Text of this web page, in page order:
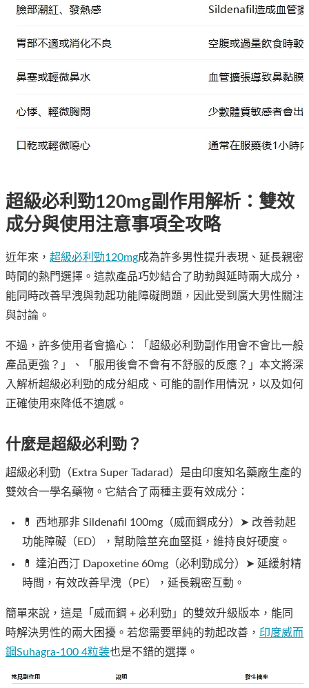
超級必利勁120mg副作用解析：雙效
成分與使用注意事項全攻略
近年來， 超級必利勁120mg成為許多男性提升表現、延長親密
時間的熱門選擇。這款產品巧妙結合了助勃與延時兩大成分，
能同時改善早洩與勃起功能障礙問題，因此受到廣大男性關注
與討論。
不過，許多使用者會擔心：「超級必利勁副作用會不會比一般
產品更強？」、「服用後會不會有不舒服的反應？」本文將深
入解析超級必利勁的成分組成、可能的副作用情況，以及如何
正確使用來降低不適感。
什麼是超級必利勁？
超級必利勁（Extra Super Tadarad）是由印度知名藥廠生產的
雙效合一學名藥物。它結合了兩種主要有效成分：
💊 西地那非 Sildenafil 100mg（威而鋼成分）➤ 改善勃起
功能障礙（ED），幫助陰莖充血堅挺，維持良好硬度。
💊 達泊西汀 Dapoxetine 60mg（必利勁成分）➤ 延緩射精
時間，有效改善早洩（PE），延長親密互動。
簡單來說，這是「威而鋼 + 必利勁」的雙效升級版本，能同
時解決男性的兩大困擾。若您需要單純的勃起改善， 印度威而
鋼Suhagra-100 4粒装也是不錯的選擇。